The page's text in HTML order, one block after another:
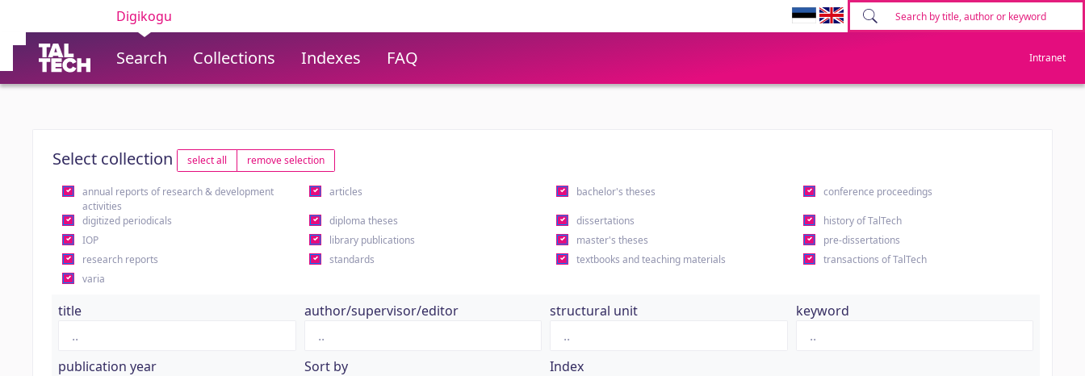
Digikogu
Search Collections Indexes FAQ Intranet
Select collection select all remove selection
annual reports of research & development
activities
articles bachelor's theses conference proceedings
digitized periodicals diploma theses dissertations
history of TalTech
IOP
library publications master's theses
pre-dissertations
research reports
standards textbooks and teaching materials
transactions of TalTech
varia
title author/supervisor/editor structural unit keyword
publication year
Sort by
Index